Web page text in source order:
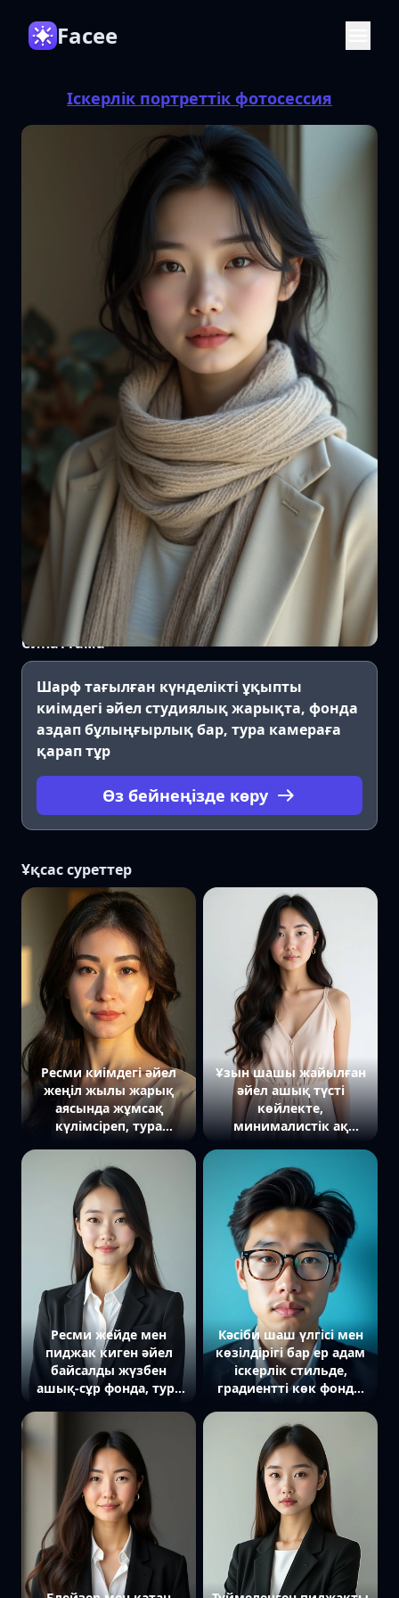
Facee
Іскерлік портреттік фотосессия
Сипаттама
Шарф тағылған күнделікті ұқыпты
киімдегі әйел студиялық жарықта, фонда
аздап бұлыңғырлық бар, тура камераға
қарап тұр
Өз бейнеңізде көру
Ұқсас суреттер
Ресми киімдегі әйел
жеңіл жылы жарық
аясында жұмсақ
күлімсіреп, тура
Ұзын шашы жайылған
әйел ашық түсті
көйлекте,
минималистік ақ
Ресми жейде мен
пиджак киген әйел
байсалды жүзбен
ашық-сұр фонда, тура
Кәсіби шаш үлгісі мен
көзілдірігі бар ер адам
іскерлік стильде,
градиентті көк фонда,
тұр